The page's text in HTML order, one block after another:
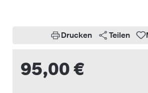
Drucken Teilen
95,00 €